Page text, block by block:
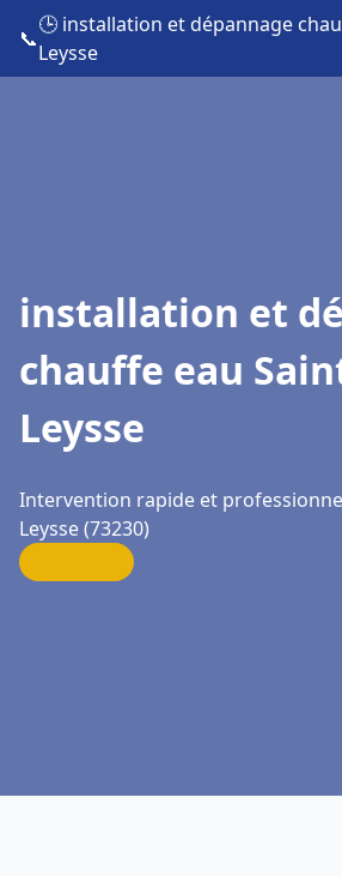
📞
🕒 installation et dépannage
Leysse
installation et
chauffe eau
Leysse
Intervention rapide et
Leysse (73230)